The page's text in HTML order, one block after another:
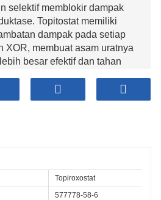
selektif memblokir dampak
Topitostat memiliki
dampak pada setiap
XOR, membuat asam uratnya
besar efektif dan tahan
hiperurisemia terpicu melalui
Topiroxostat
577778-58-6